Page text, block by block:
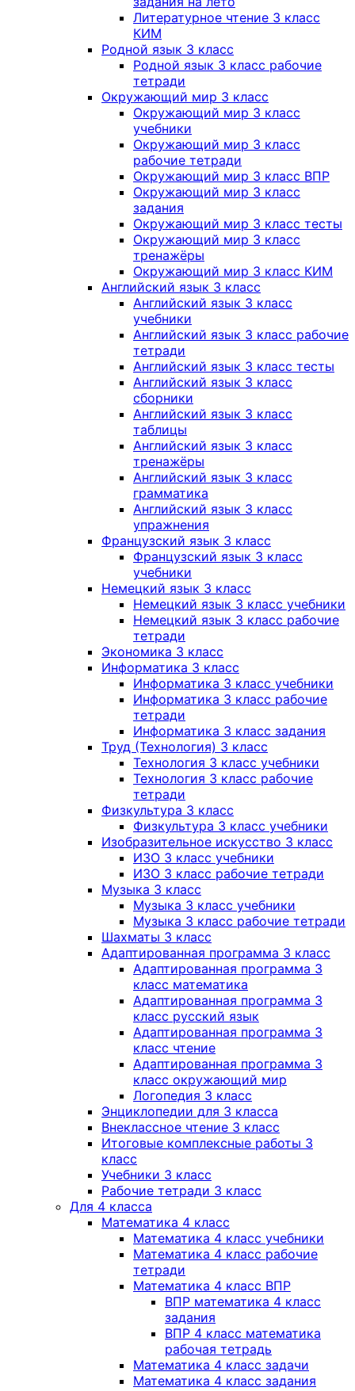
Литературное чтение 3 класс
КИМ
Родной язык 3 класс
Родной язык 3 класс рабочие
тетради
Окружающий мир 3 класс
Окружающий мир 3 класс
учебники
Окружающий мир 3 класс
рабочие тетради
Окружающий мир 3 класс ВПР
Окружающий мир 3 класс
задания
Окружающий мир 3 класс тесты
Окружающий мир 3 класс
тренажёры
Окружающий мир 3 класс КИМ
Английский язык 3 класс
Английский язык 3 класс
учебники
Английский язык 3 класс рабочие
тетради
Английский язык 3 класс тесты
Английский язык 3 класс
сборники
Английский язык 3 класс
таблицы
Английский язык 3 класс
тренажёры
Английский язык 3 класс
грамматика
Английский язык 3 класс
упражнения
Французский язык 3 класс
Французский язык 3 класс
учебники
Немецкий язык 3 класс
Немецкий язык 3 класс учебники
Немецкий язык 3 класс рабочие
тетради
Экономика 3 класс
Информатика 3 класс
Информатика 3 класс учебники
Информатика 3 класс рабочие
тетради
Информатика 3 класс задания
Труд (Технология) 3 класс
Технология 3 класс учебники
Технология 3 класс рабочие
тетради
Физкультура 3 класс
Физкультура 3 класс учебники
Изобразительное искусство 3 класс
ИЗО 3 класс учебники
ИЗО 3 класс рабочие тетради
Музыка 3 класс
Музыка 3 класс учебники
Музыка 3 класс рабочие тетради
Шахматы 3 класс
Адаптированная программа 3 класс
Адаптированная программа 3
класс математика
Адаптированная программа 3
класс русский язык
Адаптированная программа 3
класс чтение
Адаптированная программа 3
класс окружающий мир
Логопедия 3 класс
Энциклопедии для 3 класса
Внеклассное чтение 3 класс
Итоговые комплексные работы 3
класс
Учебники 3 класс
Рабочие тетради 3 класс
Для 4 класса
Математика 4 класс
Математика 4 класс учебники
Математика 4 класс рабочие
тетради
Математика 4 класс ВПР
ВПР математика 4 класс
задания
ВПР 4 класс математика
рабочая тетрадь
Математика 4 класс задачи
Математика 4 класс задания